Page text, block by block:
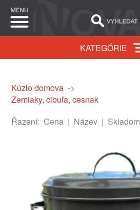
KATEGÓRIE
Kúzlo domova->
Zemiaky, cibuľa, cesnak
Řazení: Cena| Název| Skladom